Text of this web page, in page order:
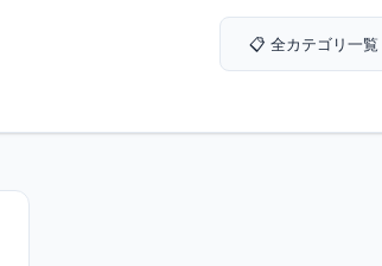
📋 全カテゴリ一覧